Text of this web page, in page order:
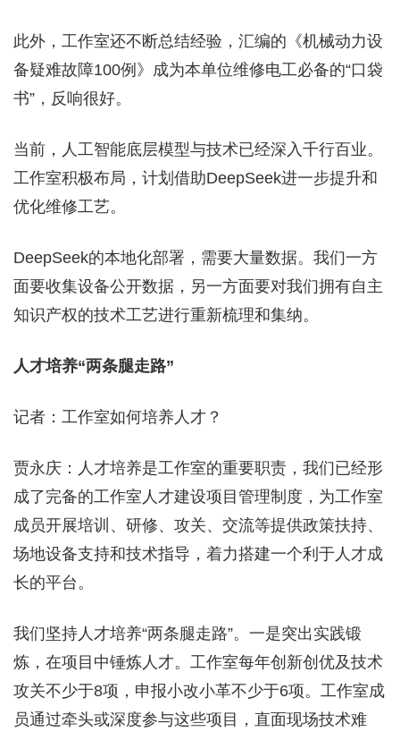
此外，工作室还不断总结经验，汇编的《机械动力设
备疑难故障100例》成为本单位维修电工必备的“口袋
书”，反响很好。
当前，人工智能底层模型与技术已经深入千行百业。
工作室积极布局，计划借助DeepSeek进一步提升和
优化维修工艺。
DeepSeek的本地化部署，需要大量数据。我们一方
面要收集设备公开数据，另一方面要对我们拥有自主
知识产权的技术工艺进行重新梳理和集纳。
人才培养“两条腿走路”
记者：工作室如何培养人才？
贾永庆：人才培养是工作室的重要职责，我们已经形
成了完备的工作室人才建设项目管理制度，为工作室
成员开展培训、研修、攻关、交流等提供政策扶持、
场地设备支持和技术指导，着力搭建一个利于人才成
长的平台。
我们坚持人才培养“两条腿走路”。一是突出实践锻
炼，在项目中锤炼人才。工作室每年创新创优及技术
攻关不少于8项，申报小改小革不少于6项。工作室成
员通过牵头或深度参与这些项目，直面现场技术难